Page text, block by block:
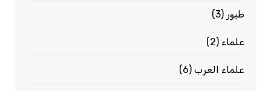
طيور (3)
علماء (2)
علماء العرب(6)